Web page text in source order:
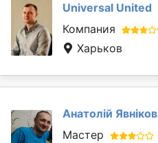
Universal United
Компания
Харьков
Анатолій Явніков
Мастер